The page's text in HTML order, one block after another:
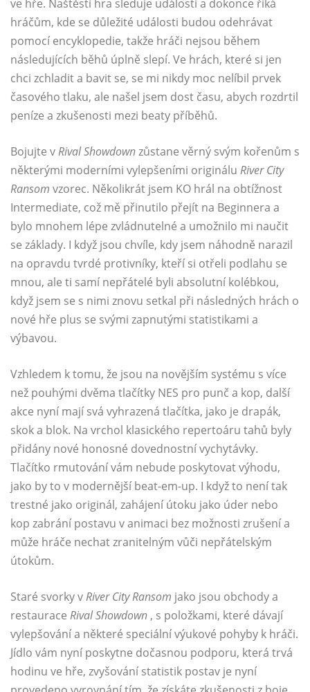
ve hře. Naštěstí hra sleduje události a dokonce říká
hráčům, kde se důležité události budou odehrávat
pomocí encyklopedie, takže hráči nejsou během
následujících běhů úplně slepí. Ve hrách, které si jen
chci zchladit a bavit se, se mi nikdy moc nelíbil prvek
časového tlaku, ale našel jsem dost času, abych rozdrtil
peníze a zkušenosti mezi beaty příběhů.
Bojujte vRival Showdownzůstane věrný svým kořenům s
některými moderními vylepšeními originálu River City
Ransom vzorec. Několikrát jsem KO hrál na obtížnost
Intermediate, což mě přinutilo přejít na Beginnera a
bylo mnohem lépe zvládnutelné a umožnilo mi naučit
se základy. I když jsou chvíle, kdy jsem náhodně narazil
na opravdu tvrdé protivníky, kteří si otřeli podlahu se
mnou, ale ti samí nepřátelé byli absolutní kolébkou,
když jsem se s nimi znovu setkal při následných hrách o
nové hře plus se svými zapnutými statistikami a
výbavou.
Vzhledem k tomu, že jsou na novějším systému s více
než pouhými dvěma tlačítky NES pro punč a kop, další
akce nyní mají svá vyhrazená tlačítka, jako je drapák,
skok a blok. Na vrchol klasického repertoáru tahů byly
přidány nové honosné dovednostní vychytávky.
Tlačítko rmutování vám nebude poskytovat výhodu,
jako by to v modernější beat-em-up. I když to není tak
trestné jako originál, zahájení útoku jako úder nebo
kop zabrání postavu v animaci bez možnosti zrušení a
může hráče nechat zranitelným vůči nepřátelským
útokům.
Staré svorky vRiver City Ransom jako jsou obchody a
restaurace Rival Showdown , s položkami, které dávají
vylepšování a některé speciální výukové pohyby k hráči.
Jídlo vám nyní poskytne dočasnou podporu, která trvá
hodinu ve hře, zvyšování statistik postav je nyní